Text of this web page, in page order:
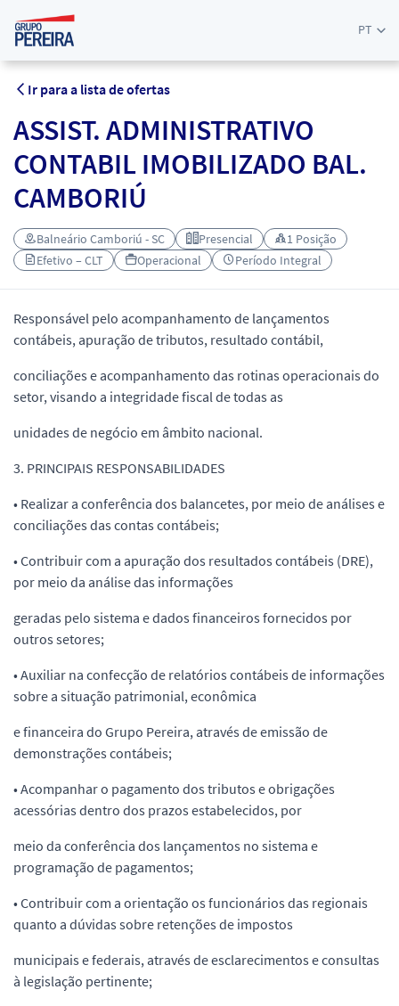
PT
Ir para a lista de ofertas
ASSIST. ADMINISTRATIVO
CONTABIL IMOBILIZADO BAL.
CAMBORIÚ
Balneário Camboriú - SC Presencial
1 Posição
Efetivo – CLT
Operacional Período Integral
Responsável pelo acompanhamento de lançamentos
contábeis, apuração de tributos, resultado contábil,
conciliações e acompanhamento das rotinas operacionais do
setor, visando a integridade fiscal de todas as
unidades de negócio em âmbito nacional.
3. PRINCIPAIS RESPONSABILIDADES
• Realizar a conferência dos balancetes, por meio de análises e
conciliações das contas contábeis;
• Contribuir com a apuração dos resultados contábeis (DRE),
por meio da análise das informações
geradas pelo sistema e dados financeiros fornecidos por
outros setores;
• Auxiliar na confecção de relatórios contábeis de informações
sobre a situação patrimonial, econômica
e financeira do Grupo Pereira, através de emissão de
demonstrações contábeis;
• Acompanhar o pagamento dos tributos e obrigações
acessórias dentro dos prazos estabelecidos, por
meio da conferência dos lançamentos no sistema e
programação de pagamentos;
• Contribuir com a orientação os funcionários das regionais
quanto a dúvidas sobre retenções de impostos
municipais e federais, através de esclarecimentos e consultas
à legislação pertinente;